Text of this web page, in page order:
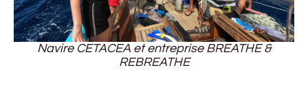
Navire CETACEA et entreprise BREATHE &
REBREATHE